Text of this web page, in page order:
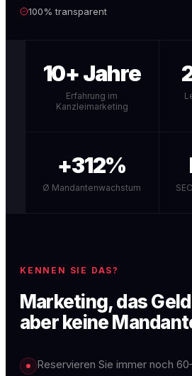
100% transparent
10+ Jahre
Erfahrung im
Kanzleimarketing
+312%
Ø Mandantenwachstum
KENNEN SIE DAS?
Marketing, das
aber keine
Reservieren Sie immer noch